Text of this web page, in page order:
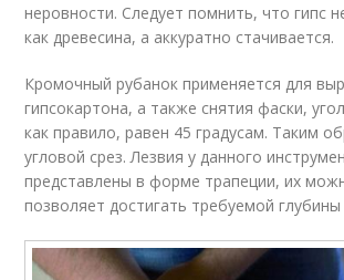
неровности. Следует помнить, что гипс
как древесина, а аккуратно стачивается.
Кромочный рубанок применяется для
гипсокартона, а также снятия фаски,
как правило, равен 45 градусам. Таким
угловой срез. Лезвия у данного
представлены в форме трапеции, их
позволяет достигать требуемой